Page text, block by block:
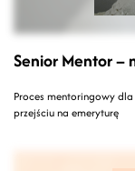
Senior Mentor –
Proces mentoringowy
przejściu na emeryturę